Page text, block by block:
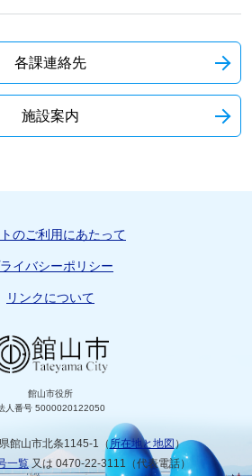
各課連絡先
施設案内
館山市役所
人番号 5000020122050
館山市北条1145-1（所在地と地図 ）
一覧又は 0470-22-3111（代表電話）
のご利用にあたって
イバシーポリシー
リンクについて